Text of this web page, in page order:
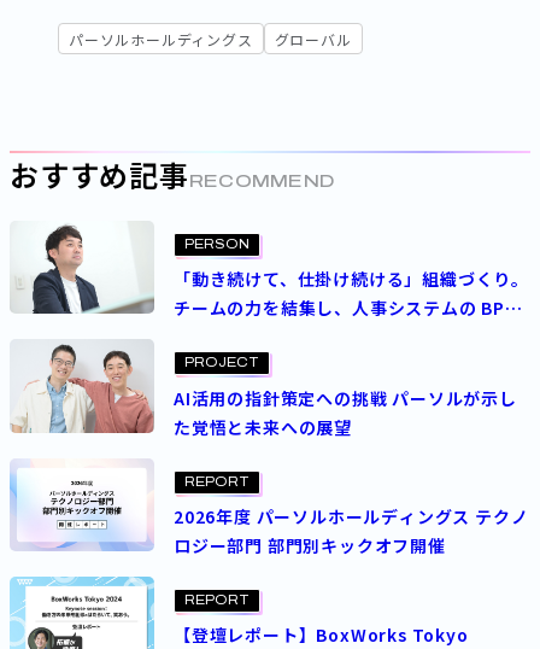
パーソルホールディングス グローバル
おすすめ記事 RECOMMEND
PERSON
「動き続けて、仕掛け続ける」組織づくり。
チームの力を結集し、人事システムの BPR
PROJECT
AI活用の指針策定への挑戦 パーソルが示し
た覚悟と未来への展望
REPORT
2026年度 パーソルホールディングス テクノ
ロジー部門 部門別キックオフ開催
REPORT
【登壇レポート】BoxWorks Tokyo